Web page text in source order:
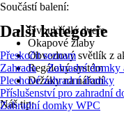
Součástí balení:
Dvoukřídlé dveře
Okapové žlaby
Obvodový světlík z
Regálový systém
Držáky na nářadí
Náš tip:
Další kategorie
Přeskočit seznam
Zahrada
Zahradní domky
Plechové zahradní domky
Příslušenství pro zahradní
Zahradní domky WPC